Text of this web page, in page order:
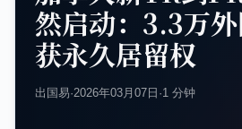
然启动：3.3万
获永久居留权
出国易·2026年03月07日 ·1 分钟